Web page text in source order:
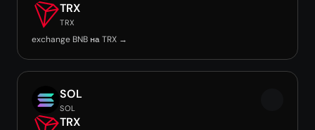
TRX
TRX
exchange BNB на TRX →
SOL
SOL
TRX